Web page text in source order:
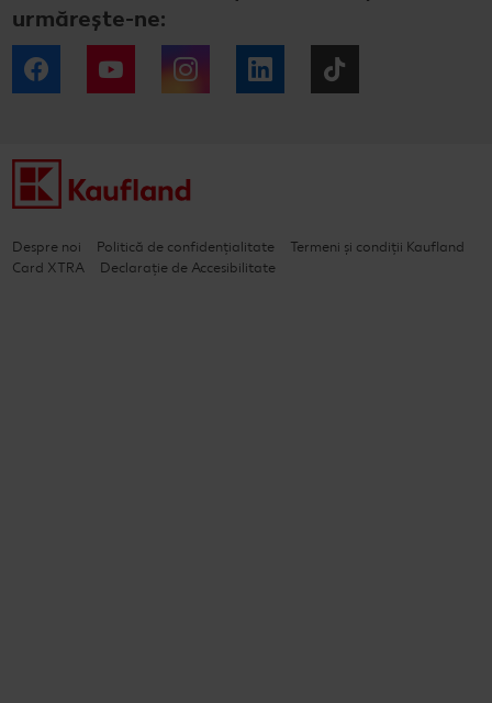
urmărește-ne:
Facebook YouTube Instagram LinkedIn
Despre noi Politică de confidențialitate
Termeni și condiții Kaufland
Card XTRA
Declarație de Accesibilitate